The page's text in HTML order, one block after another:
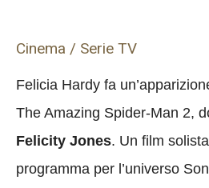
Cinema / Serie TV
Felicia Hardy fa
The Amazing Spider-Man 2,
Felicity Jones. Un film
programma per l’universo